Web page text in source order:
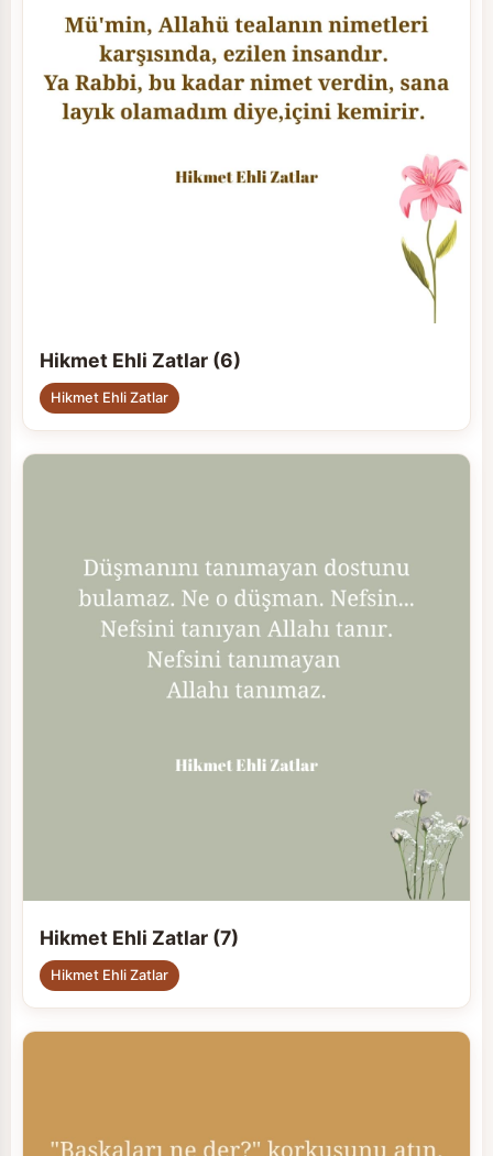
Hikmet Ehli Zatlar (6)
Hikmet Ehli Zatlar
Hikmet Ehli Zatlar (7)
Hikmet Ehli Zatlar